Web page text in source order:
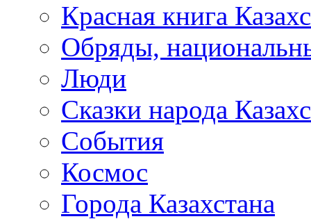
Красная книга
Обряды,
Люди
Сказки народа
События
Космос
Города Казахстана